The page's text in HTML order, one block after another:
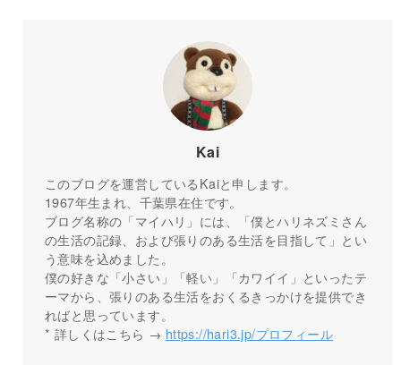
Kai
このブログを運営しているKaiと申します。
1967年生まれ、千葉県在住です。
ブログ名称の「マイハリ」には、「僕とハリネズミさん
の生活の記録、および張りのある生活を目指して」とい
う意味を込めました。
僕の好きな「小さい」「軽い」「カワイイ」といったテ
ーマから、張りのある生活をおくるきっかけを提供でき
ればと思っています。
* 詳しくはこちら → https://hari3.jp/プロフィール